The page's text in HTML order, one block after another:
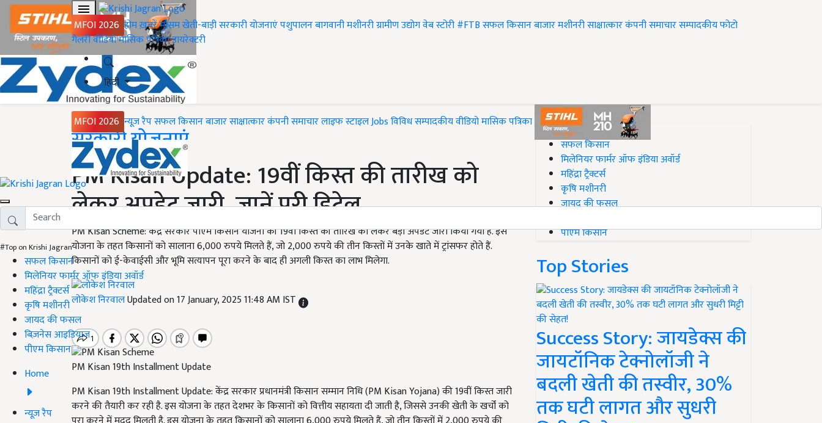
MFOI 2026 होमख़बरेंमौसमखेती-बाड़ीसरकारी योजनाएंपशुपालनबागवानीमशीनरीग्रामीण उद्योगवेब स्टोरी#FTBसफल किसानबाजारमशीनरीसाक्षात्कारकंपनी समाचारसम्पादकीयफोटो
गैलरीवीडियोमासिक पत्रिकाडायरेक्टरी
हिंदी
MFOI 2026 न्यूज़ रैपसफल किसानबाजारसाक्षात्कारकंपनी समाचारलाइफ स्टाइलJobsविविधसम्पादकीयवीडियोमासिक पत्रिका
#Top on Krishi Jagran
सफल किसान
मिलेनियर फार्मर ऑफ इंडिया अवॉर्ड
महिंद्रा ट्रैक्टर्स
कृषि मशीनरी
जायद की फसल
बिज़नेस आइडियाज
पीएम किसान
Home
न्यूज़ रैप
Home
सरकारी योजनाएं
PM Kisan Update: 19वीं किस्त की तारीख को
लेकर अपडेट जारी, जानें पूरी डिटेल
PM Kisan Scheme: केंद्र सरकार पीएम किसान योजना की 19वीं किस्त की तारिख को लेकर बड़ा अपडेट जारी किया गया है. इस
योजना के तहत किसानों को सालाना 6,000 रुपये मिलते हैं, जो 2,000 रुपये की तीन किस्तों में उनके खाते में ट्रांसफर होते हैं.
किसानों को ई-केवाईसी और भूमि सत्यापन पूरा करने के बाद ही अगली किस्त का लाभ मिलेगा.
लोकेश निरवालUpdated on 17 January, 2025 11:48 AM IST
PM Kisan 19th Installment Update
PM Kisan 19th Installment Update: केंद्र सरकार प्रधानमंत्री किसान सम्मान निधि (PM Kisan Yojana) की 19वीं किस्त जारी
करने की तैयारी कर रही है. इस योजना के तहत देशभर के किसानों को वित्तीय सहायता दी जाती है, जिससे उनकी खेती के खर्चों को
#Top on Krishi Jagran
सफल किसान
मिलेनियर फार्मर ऑफ इंडिया अवॉर्ड
महिंद्रा ट्रैक्टर्स
कृषि मशीनरी
जायद की फसल
पीएम किसान
Top Stories
Success Story: जायडेक्स की
जायटॉनिक टेक्नोलॉजी ने
बदली खेती की तस्वीर, 30%
तक घटी लागत और सुधरी